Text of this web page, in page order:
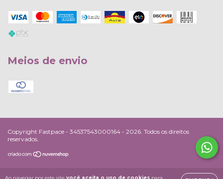
Ao navegar por este site você aceita o uso de cookies para
Meios de envio
Copyright Fastpace - 34537543000164 - 2026. Todos os direitos
reservados.